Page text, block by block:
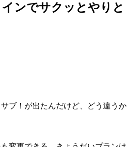
ンでサクッとやり
ブ！が出たんだけど、どう違う